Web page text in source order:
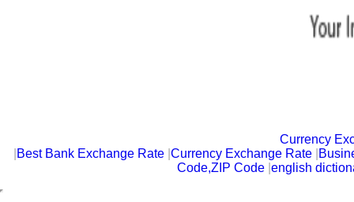
Currency
Best Bank Exchange Rate |Currency Exchange Rate
Code,ZIP Code english